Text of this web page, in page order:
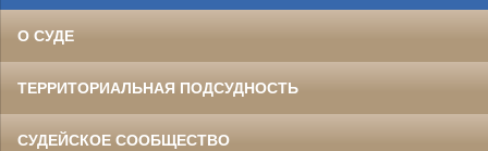
О СУДЕ
ТЕРРИТОРИАЛЬНАЯ ПОДСУДНОСТЬ
СУДЕЙСКОЕ СООБЩЕСТВО